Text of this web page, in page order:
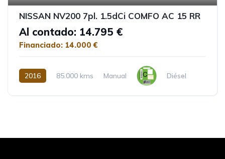
NISSAN NV200 7pl. 1.5dCi COMFO AC 15 RR
Al contado: 14.795 €
Financiado: 14.000 €
2016 85.000 kms Manual Diésel